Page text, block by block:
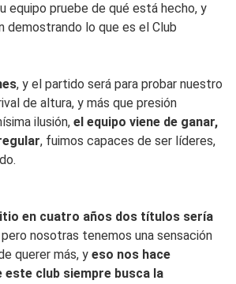
equipo pruebe de qué está hecho, y
demostrando lo que es el Club
, y el partido será para probar nuestro
de altura, y más que presión
ilusión, el equipo viene de ganar,
, fuimos capaces de ser líderes,
en cuatro años dos títulos sería
pero nosotras tenemos una sensación
querer más, y eso nos hace
club siempre busca la